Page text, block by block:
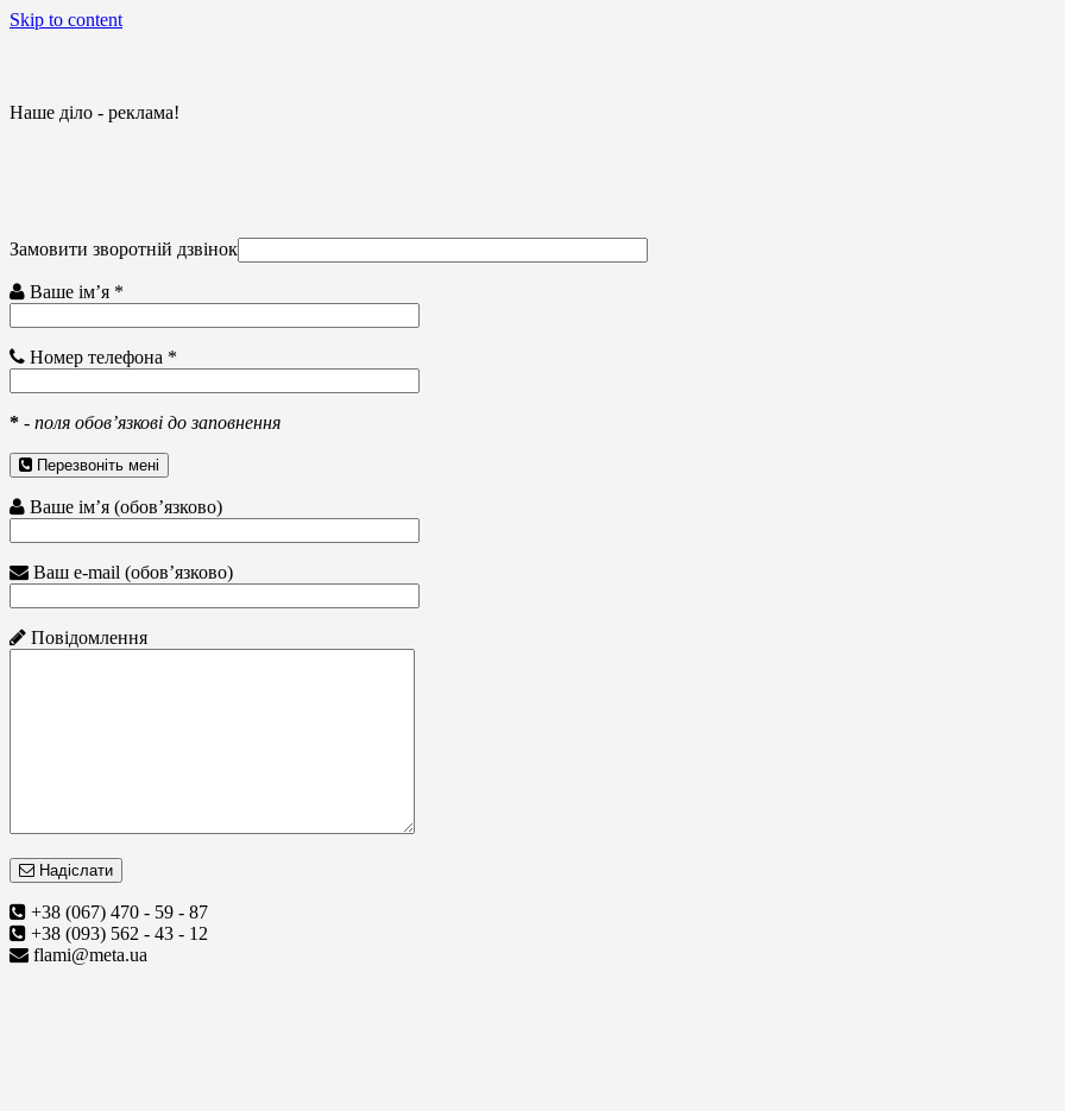
Skip to content
Наше діло - реклама!
Замовити зворотній дзвінок
Ваше ім’я *
Номер телефона *
* - поля обов’язкові до заповнення
Перезвоніть мені
Ваше ім’я (обов’язково)
Ваш e-mail (обов’язково)
Повідомлення
Надіслати
+38 (067) 470 - 59 - 87
+38 (093) 562 - 43 - 12
flami@meta.ua